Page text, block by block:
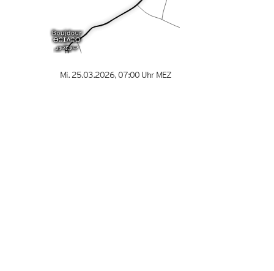
Mi. 25.03.2026,07:00 UhrMEZ